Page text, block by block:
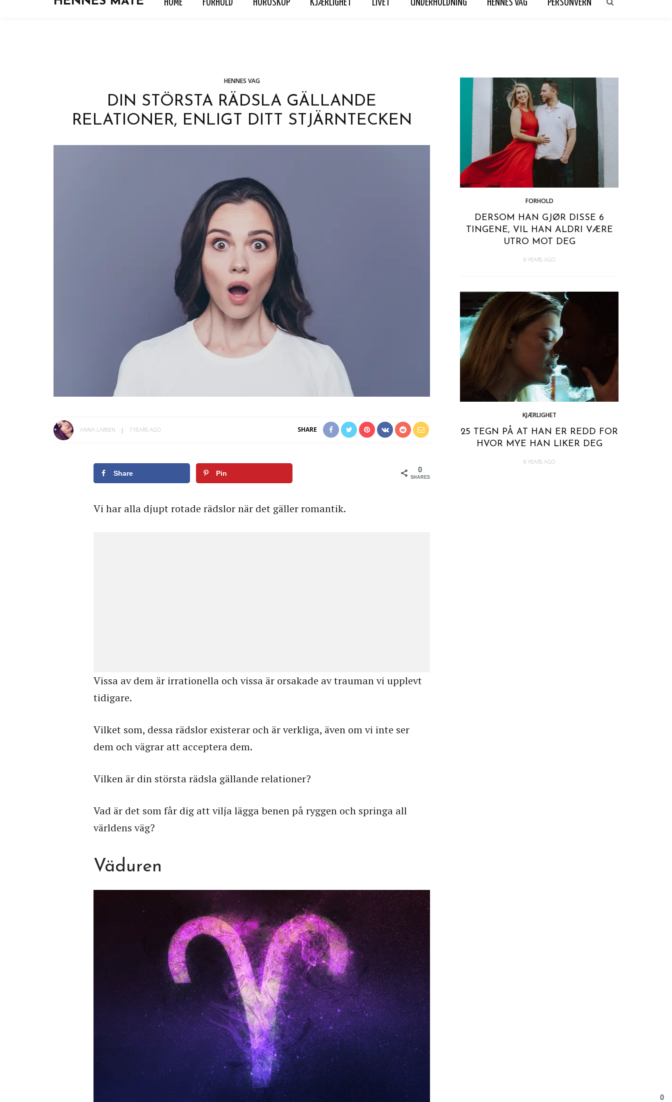
HOME FORHOLD HOROSKOP KJÆRLIGHET LIVET UNDERHOLDNING HENNES VAG PERSONVERN
HENNES VAG
DIN STÖRSTA RÄDSLA GÄLLANDE
RELATIONER, ENLIGT DITT STJÄRNTECKEN
ANNA LARSEN 7 YEARS AGO SHARE
Share Pin 0
SHARES
Vi har alla djupt rotade rädslor när det gäller romantik.
Vissa av dem är irrationella och vissa är orsakade av trauman vi upplevt
tidigare.
Vilket som, dessa rädslor existerar och är verkliga, även om vi inte ser
dem och vägrar att acceptera dem.
Vilken är din största rädsla gällande relationer?
Vad är det som får dig att vilja lägga benen på ryggen och springa all
världens väg?
Väduren
FORHOLD
DERSOM HAN GJØR DISSE 6
TINGENE, VIL HAN ALDRI VÆRE
UTRO MOT DEG
8 YEARS AGO
KJÆRLIGHET
25 TEGN PÅ AT HAN ER REDD FOR
HVOR MYE HAN LIKER DEG
8 YEARS AGO
0